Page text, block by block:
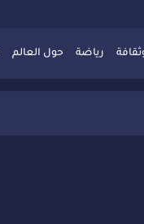
رياضة حول العالم
بين التفاعل والتكريم